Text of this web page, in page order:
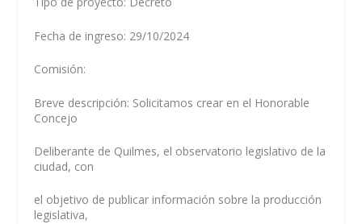
Fecha de ingreso: 29/10/2024
Comisión:
Breve descripción: Solicitamos crear en el Honorable
Concejo
Deliberante de Quilmes, el observatorio legislativo de la
ciudad, con
el objetivo de publicar información sobre la producción
legislativa,